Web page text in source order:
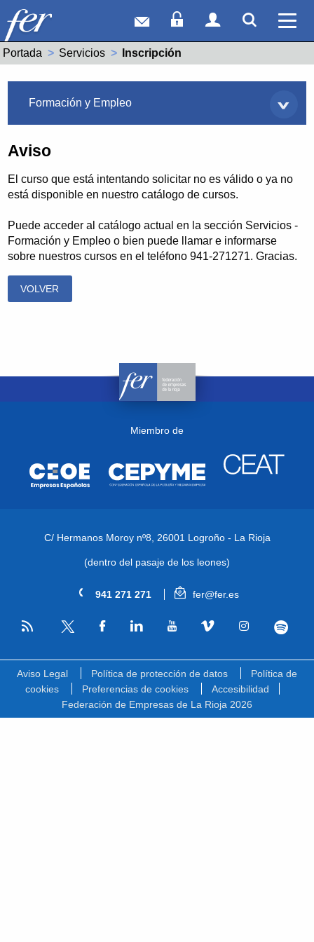
Correo webAcceso Socios
Acceso
Portada Servicios Actual:
Inscripción
Formación y Empleo
Aviso
El curso que está intentando solicitar no es válido o ya no
está disponible en nuestro catálogo de cursos.
Puede acceder al catálogo actual en la sección Servicios -
Formación y Empleo o bien puede llamar e informarse
sobre nuestros cursos en el teléfono 941-271271. Gracias.
VOLVER
Miembro de
C/ Hermanos Moroy nº8, 26001 Logroño - La Rioja
(dentro del pasaje de los leones)
941 271 271 fer@fer.es
RSS
Aviso Legal Política de protección de datos
Política de
cookies
Preferencias de cookies
Accesibilidad
Federación de Empresas de La Rioja 2026